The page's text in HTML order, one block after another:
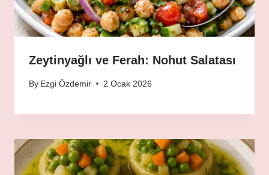
Zeytinyağlı ve Ferah: Nohut Salatası
By Ezgi Özdemir 2 Ocak 2026